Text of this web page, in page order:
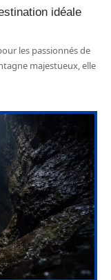
idéale
les passionnés de
majestueux, elle